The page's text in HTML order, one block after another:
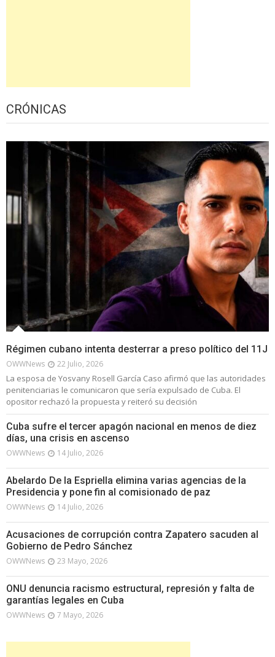
CRÓNICAS
Régimen cubano intenta desterrar a preso político del 11J
OWWNews 22 Julio, 2026
La esposa de Yosvany Rosell García Caso afirmó que las autoridades
penitenciarias le comunicaron que sería expulsado de Cuba. El
opositor rechazó la propuesta y reiteró su decisión
Cuba sufre el tercer apagón nacional en menos de diez
días, una crisis en ascenso
OWWNews 14 Julio, 2026
Abelardo De la Espriella elimina varias agencias de la
Presidencia y pone fin al comisionado de paz
OWWNews 14 Julio, 2026
Acusaciones de corrupción contra Zapatero sacuden al
Gobierno de Pedro Sánchez
OWWNews 23 Mayo, 2026
ONU denuncia racismo estructural, represión y falta de
garantías legales en Cuba
OWWNews 7 Mayo, 2026